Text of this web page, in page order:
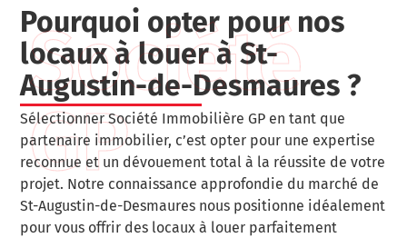
Pourquoi opter pour nos
locaux à louer à St-
Augustin-de-Desmaures ?
Société
GP
Sélectionner Société Immobilière GP en tant que
partenaire immobilier, c’est opter pour une expertise
reconnue et un dévouement total à la réussite de votre
projet. Notre connaissance approfondie du marché de
St-Augustin-de-Desmaures nous positionne idéalement
pour vous offrir des locaux à louer parfaitement